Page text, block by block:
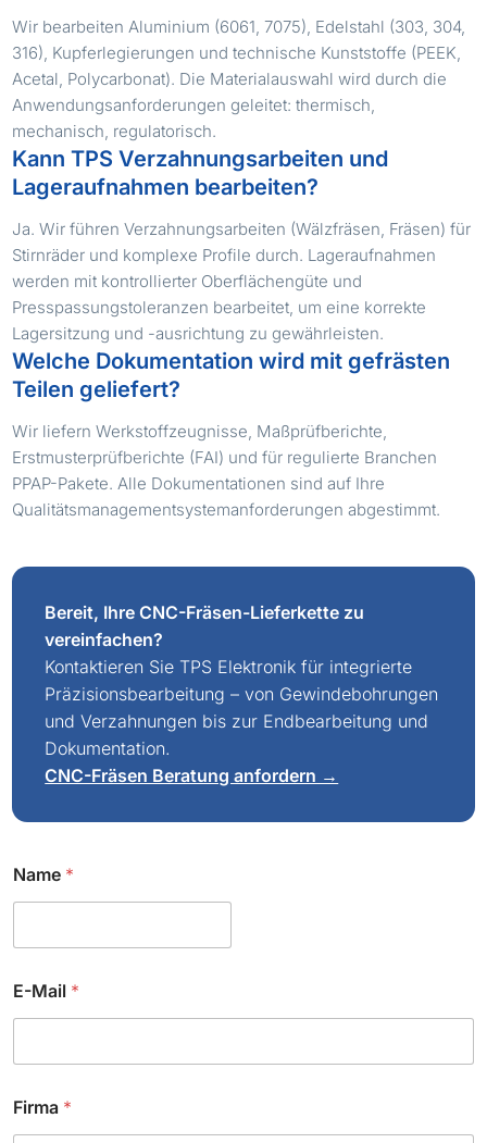
Wir bearbeiten Aluminium (6061, 7075), Edelstahl (303, 304,
316), Kupferlegierungen und technische Kunststoffe (PEEK,
Acetal, Polycarbonat). Die Materialauswahl wird durch die
Anwendungsanforderungen geleitet: thermisch,
mechanisch, regulatorisch.
Kann TPS Verzahnungsarbeiten und
Lageraufnahmen bearbeiten?
Ja. Wir führen Verzahnungsarbeiten (Wälzfräsen, Fräsen) für
Stirnräder und komplexe Profile durch. Lageraufnahmen
werden mit kontrollierter Oberflächengüte und
Presspassungstoleranzen bearbeitet, um eine korrekte
Lagersitzung und -ausrichtung zu gewährleisten.
Welche Dokumentation wird mit gefrästen
Teilen geliefert?
Wir liefern Werkstoffzeugnisse, Maßprüfberichte,
Erstmusterprüfberichte (FAI) und für regulierte Branchen
PPAP-Pakete. Alle Dokumentationen sind auf Ihre
Qualitätsmanagementsystemanforderungen abgestimmt.
Bereit, Ihre CNC-Fräsen-Lieferkette zu
vereinfachen?
Kontaktieren Sie TPS Elektronik für integrierte
Präzisionsbearbeitung – von Gewindebohrungen
und Verzahnungen bis zur Endbearbeitung und
Dokumentation.
CNC-Fräsen Beratung anfordern →
Name *
E-Mail *
Firma *